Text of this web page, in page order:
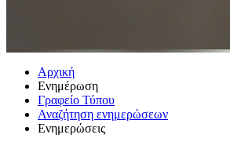
Αρχική
Ενημέρωση
Γραφείο Τύπου
Αναζήτηση ενημερώσεων
Ενημερώσεις